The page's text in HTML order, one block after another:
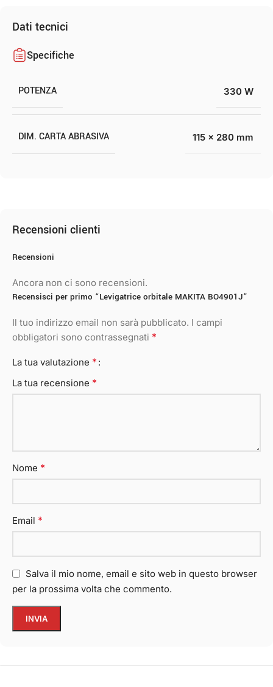
Dati tecnici
Specifiche
POTENZA 330 W
DIM. CARTA ABRASIVA 115 x 280 mm
Recensioni clienti
Recensioni
Ancora non ci sono recensioni.
Recensisci per primo “Levigatrice orbitale MAKITA BO4901J”
Il tuo indirizzo email non sarà pubblicato. I campi
obbligatori sono contrassegnati *
La tua valutazione *
La tua recensione *
Nome *
Email *
Salva il mio nome, email e sito web in questo browser
per la prossima volta che commento.